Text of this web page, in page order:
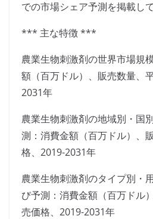
での市場シェア予測を掲載して
*** 主な特徴 ***
農業生物刺激剤の世界市場規
額（百万ドル）、販売数量、
2031年
農業生物刺激剤の地域別・国
測：消費金額（百万ドル）、
格、2019-2031年
農業生物刺激剤のタイプ別・
び予測：消費金額（百万ドル
売価格、2019-2031年